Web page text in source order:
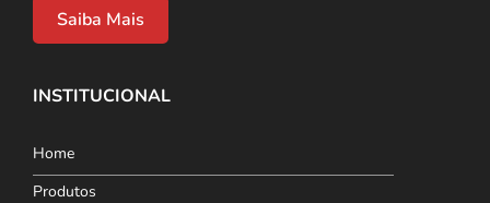
Saiba Mais
INSTITUCIONAL
Home
Produtos